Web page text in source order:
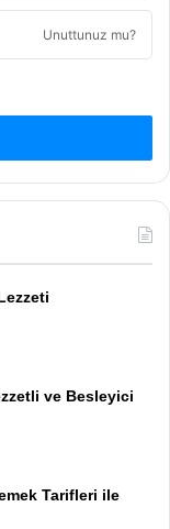
Unuttunuz mu?
ve Besleyici
Tarifleri ile